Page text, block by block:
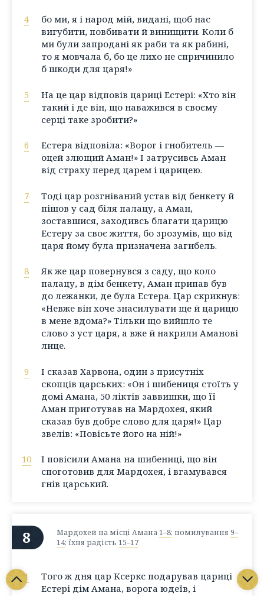
4
бо ми, я і народ мій, видані, щоб нас
вигубити, повбивати й винищити. Коли б
ми були запродані як раби та як рабині,
то я мовчала б, бо це лихо не спричинило
б шкоди для царя!»
5
На це цар відповів цариці Естері: «Хто він
такий і де він, що наважився в своєму
серці таке зробити?»
6
Естера відповіла: «Ворог і гнобитель —
оцей злющий Аман!» І затрусивсь Аман
від страху перед царем і царицею.
7
Тоді цар розгніваний устав від бенкету й
пішов у сад біля палацу, а Аман,
зоставшися, заходивсь благати царицю
Естеру за своє життя, бо зрозумів, що від
царя йому була призначена загибель.
8
Як же цар повернувся з саду, що коло
палацу, в дім бенкету, Аман припав був
до лежанки, де була Естера. Цар скрикнув:
«Невже він хоче знасилувати ще й царицю
в мене вдома?» Тільки що вийшло те
слово з уст царя, а вже й накрили Аманові
лице.
9
І сказав Харвона, один з присутніх
скопців царських: «Он і шибениця стоїть у
домі Амана, 50 ліктів заввишки, що її
Аман приготував на Мардохея, який
сказав був добре слово для царя!» Цар
звелів: «Повісьте його на ній!»
10
І повісили Амана на шибениці, що він
споготовив для Мардохея, і вгамувався
гнів царський.
8 Мардохей на місці Амана1–8; помилування 9–
14; їхня радість 15–17
1
Того ж дня цар Ксеркс подарував цариці
Естері дім Амана, ворога юдеїв, і